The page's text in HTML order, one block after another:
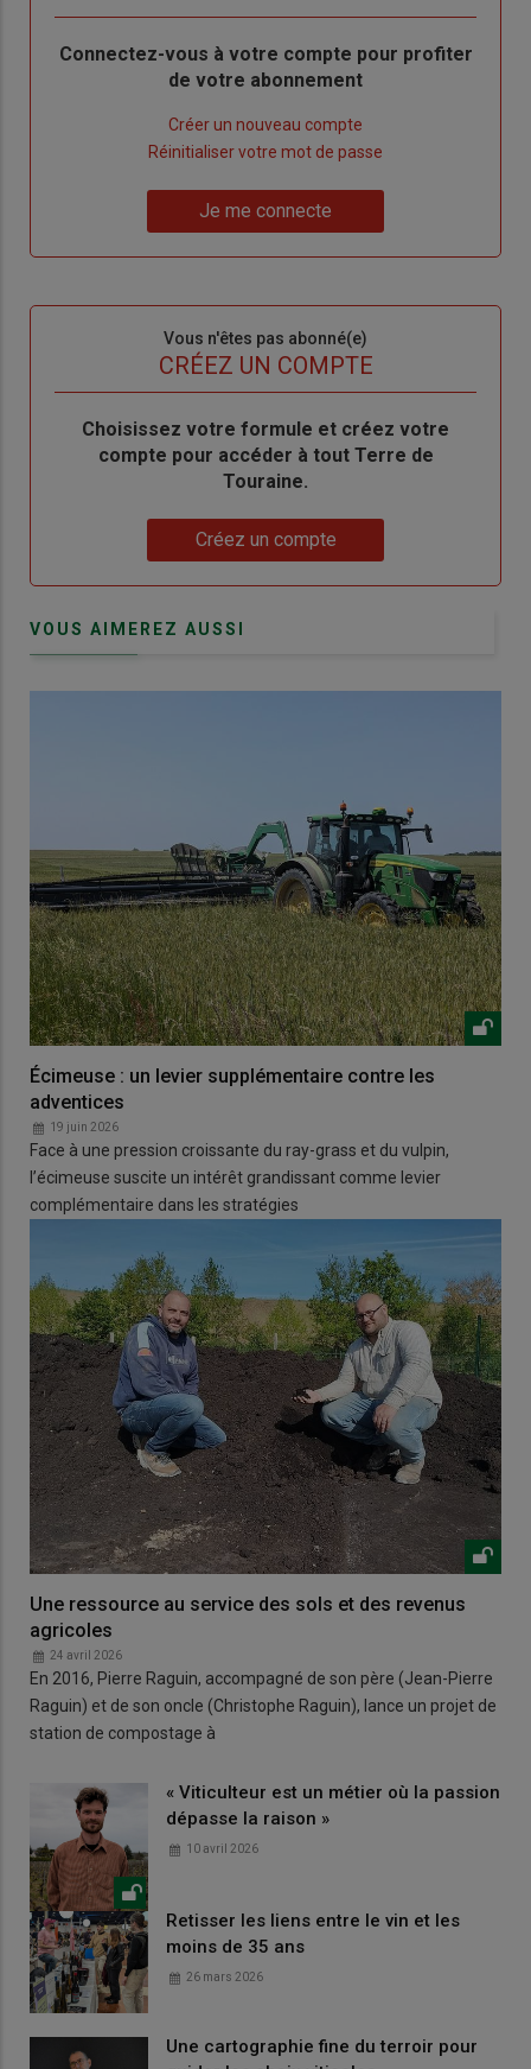
Body
Connectez-vous à votre compte pour profiter
de votre abonnement
Créer un nouveau compte
de
Réinitialiser votre mot de passe
me
Je me connecte
Vous n'êtes pas abonné(e)
CRÉEZ UN COMPTE
BodyChoisissez votre formule et créez votre
compte pour accéder à tout Terre de
Touraine.
Créez un compte
VOUS AIMEREZ AUSSI
Écimeuse : un levier supplémentaire contre les
adventices
19 juin 2026
Face à une pression croissante du ray-grass et du vulpin,
l’écimeuse suscite un intérêt grandissant comme levier
complémentaire dans les stratégies
Une ressource au service des sols et des revenus
agricoles
24 avril 2026
En 2016, Pierre Raguin, accompagné de son père (Jean-Pierre
Raguin) et de son oncle (Christophe Raguin), lance un projet de
station de compostage à
« Viticulteur est un métier où la passion
dépasse la raison »
10 avril 2026
Retisser les liens entre le vin et les
moins de 35 ans
26 mars 2026
Une cartographie fine du terroir pour